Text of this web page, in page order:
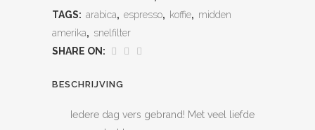
TAGS: arabica, espresso, koffie, midden
amerika, snelfilter
SHARE ON:
BESCHRIJVING
Iedere dag vers gebrand! Met veel liefde